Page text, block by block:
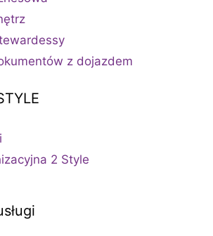
z dojazdem
2 Style